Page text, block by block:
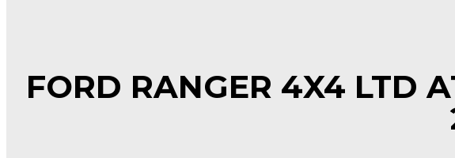
FORD RANGER 4X4 LTD